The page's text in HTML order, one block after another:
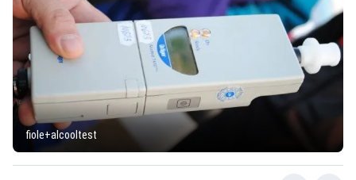
fiole+alcooltest